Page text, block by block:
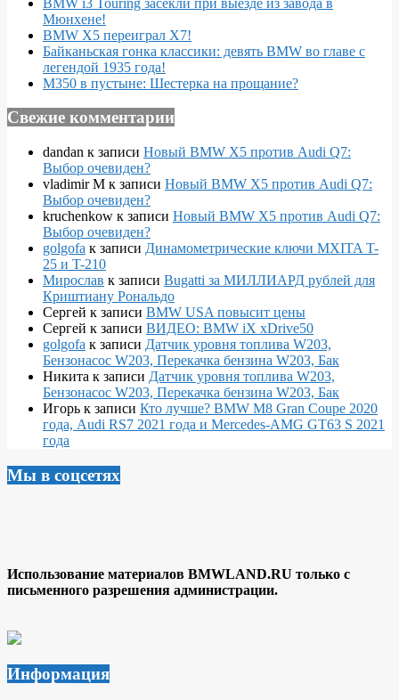
Мюнхене!
BMW X5 переиграл X7!
Байканьская гонка классики: девять BMW во главе с
легендой 1935 года!
M350 в пустыне: Шестерка на прощание?
Свежие комментарии
dandan к записи Новый BMW X5 против Audi Q7:
Выбор очевиден?
vladimir M к записи Новый BMW X5 против Audi Q7:
Выбор очевиден?
kruchenkow к записи Новый BMW X5 против Audi Q7:
Выбор очевиден?
golgofa к записи Динамометрические ключи MXITA T-
25 и T-210
Мирослав к записи Bugatti за МИЛЛИАРД рублей для
Криштиану Рональдо
Сергей к записи BMW USA повысит цены
Сергей к записи ВИДЕО: BMW iX xDrive50
golgofa к записи Датчик уровня топлива W203,
Бензонасос W203, Перекачка бензина W203, Бак
Никита к записи Датчик уровня топлива W203,
Бензонасос W203, Перекачка бензина W203, Бак
Игорь к записи Кто лучше? BMW M8 Gran Coupe 2020
года, Audi RS7 2021 года и Mercedes-AMG GT63 S 2021
года
Мы в соцсетях
Использование материалов BMWLAND.RU только с
письменного разрешения администрации.
Информация